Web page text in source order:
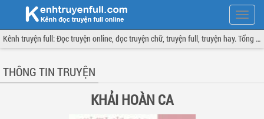
Hiện
menu
Kênh truyện full: Đọc truyện online, đọc truyện chữ, truyện full, truyện hay. Tổng hợp đầy đủ và cập nhật liên tục.
THÔNG TIN TRUYỆN
KHẢI HOÀN CA